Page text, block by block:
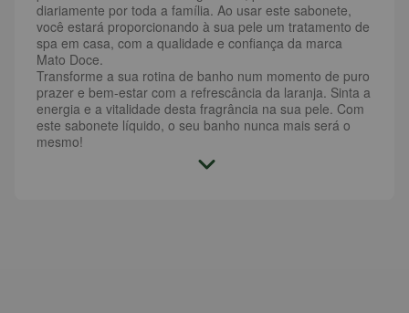
diariamente por toda a família. Ao usar este sabonete,
você estará proporcionando à sua pele um tratamento de
spa em casa, com a qualidade e confiança da marca
Mato Doce.
Transforme a sua rotina de banho num momento de puro
prazer e bem-estar com a refrescância da laranja. Sinta a
energia e a vitalidade desta fragrância na sua pele. Com
este sabonete líquido, o seu banho nunca mais será o
mesmo!